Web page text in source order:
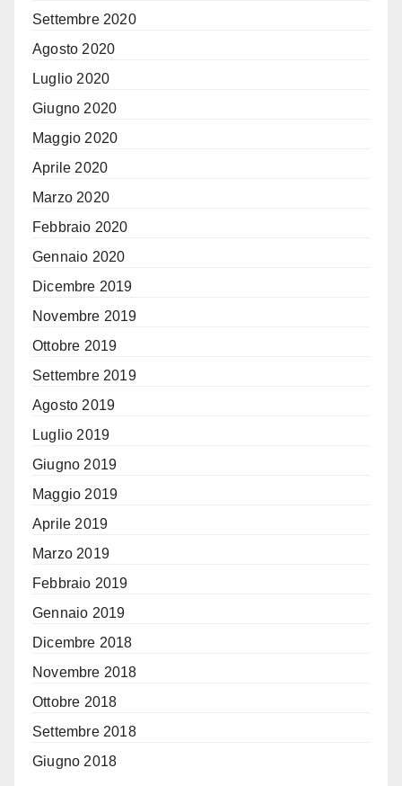
Settembre 2020
Agosto 2020
Luglio 2020
Giugno 2020
Maggio 2020
Aprile 2020
Marzo 2020
Febbraio 2020
Gennaio 2020
Dicembre 2019
Novembre 2019
Ottobre 2019
Settembre 2019
Agosto 2019
Luglio 2019
Giugno 2019
Maggio 2019
Aprile 2019
Marzo 2019
Febbraio 2019
Gennaio 2019
Dicembre 2018
Novembre 2018
Ottobre 2018
Settembre 2018
Giugno 2018